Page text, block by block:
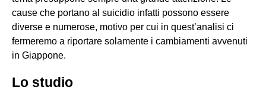
cause che portano al suicidio infatti possono essere
diverse e numerose, motivo per cui in quest’analisi ci
fermeremo a riportare solamente i cambiamenti avvenuti
in Giappone.
Lo studio